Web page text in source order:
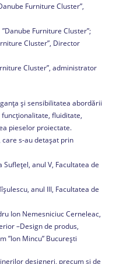
Furniture Cluster”,
Furniture Cluster”;
Cluster”, Director
Cluster”, administrator
și sensibilitatea abordării
fluiditate,
pieselor proiectate.
s-au detașat prin
Suflețel, anul V, Facultatea de
anul III, Facultatea de
Ion Nemesniciuc Cerneleac,
–Design de produs,
”Ion Mincu” București
designeri, precum şi de